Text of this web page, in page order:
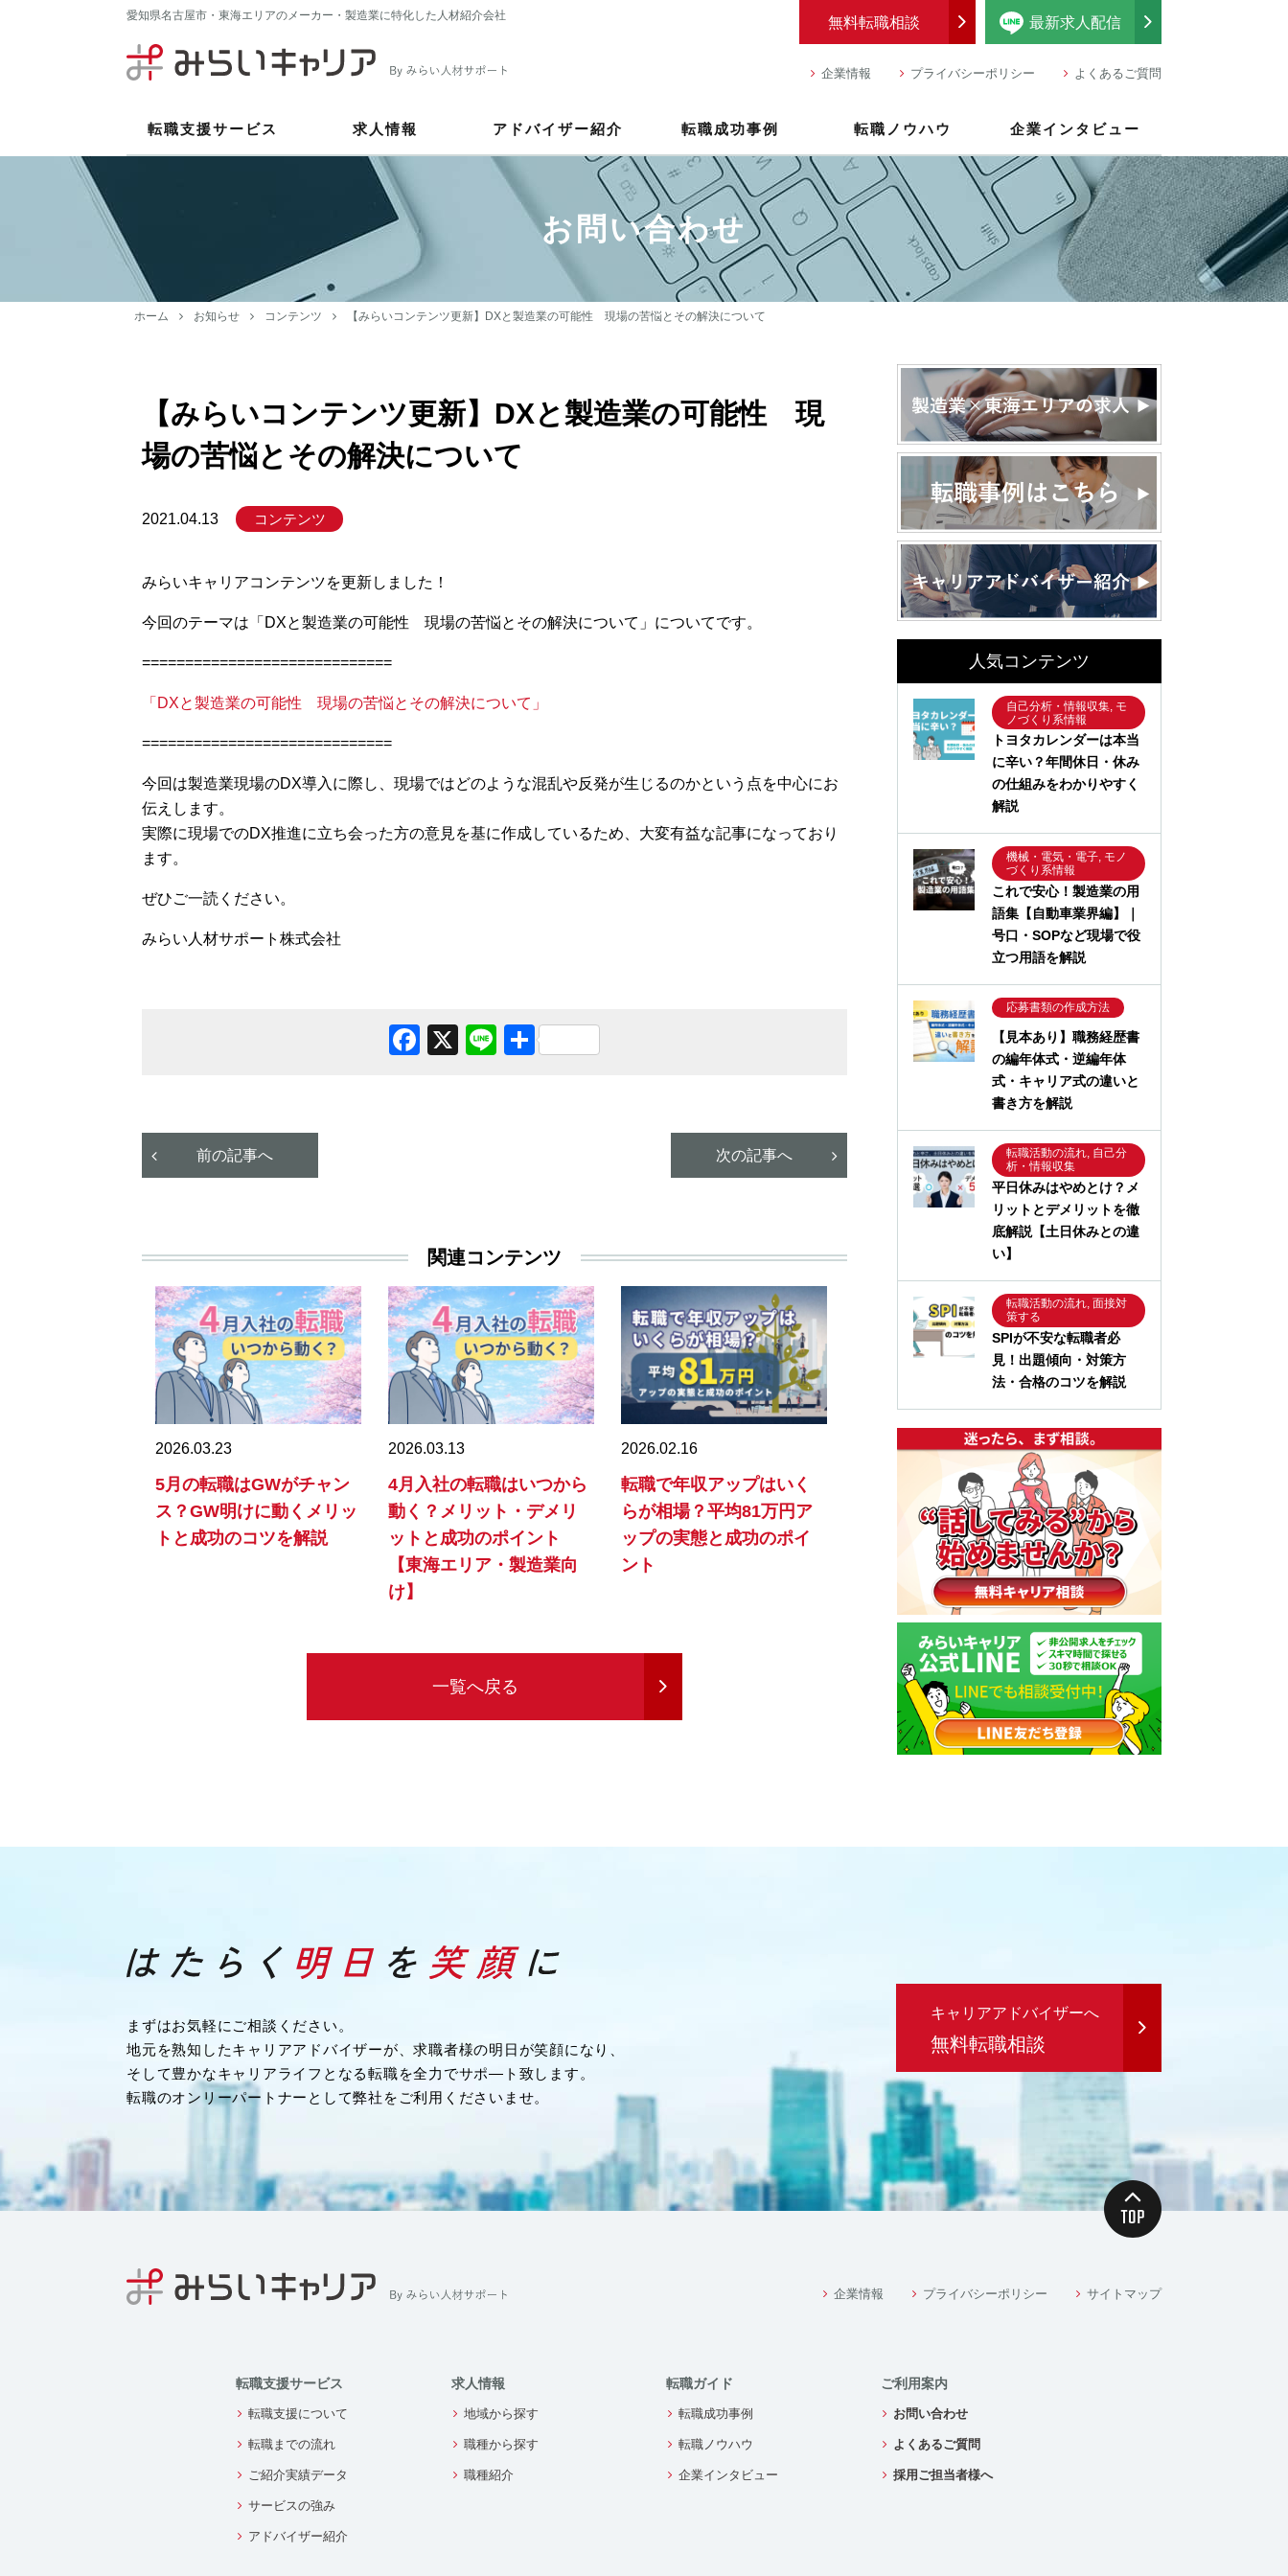
愛知県名古屋市・東海エリアのメーカー・製造業に特化した人材紹介会社 最新求人配信
無料転職相談
企業情報 プライバシーポリシー よくあるご質問
転職支援サービス 求人情報 アドバイザー紹介 転職成功事例 転職ノウハウ 企業インタビュー
お問い合わせ
ホーム お知らせ コンテンツ 【みらいコンテンツ更新】DXと製造業の可能性 現場の苦悩とその解決について
【みらいコンテンツ更新】DXと製造業の可能性 現
場の苦悩とその解決について
2021.04.13 コンテンツ
みらいキャリアコンテンツを更新しました！
今回のテーマは「DXと製造業の可能性 現場の苦悩とその解決について」についてです。
=============================
「DXと製造業の可能性 現場の苦悩とその解決について」
=============================
今回は製造業現場のDX導入に際し、現場ではどのような混乱や反発が生じるのかという点を中心にお
伝えします。
実際に現場でのDX推進に立ち会った方の意見を基に作成しているため、大変有益な記事になっており
ます。
ぜひご一読ください。
みらい人材サポート株式会社
Facebook
X Line共
前の記事へ 次の記事へ
関連コンテンツ
2026.03.23
5月の転職はGWがチャン
ス？GW明けに動くメリッ
トと成功のコツを解説
2026.03.13
4月入社の転職はいつから
動く？メリット・デメリ
ットと成功のポイント
【東海エリア・製造業向
け】
2026.02.16
転職で年収アップはいく
らが相場？平均81万円ア
ップの実態と成功のポイ
ント
一覧へ戻る
人気コンテンツ
自己分析・情報収集, モ
ノづくり系情報
トヨタカレンダーは本当
に辛い？年間休日・休み
の仕組みをわかりやすく
解説
機械・電気・電子, モノ
づくり系情報
これで安心！製造業の用
語集【自動車業界編】｜
号口・SOPなど現場で役
立つ用語を解説
応募書類の作成方法
【見本あり】職務経歴書
の編年体式・逆編年体
式・キャリア式の違いと
書き方を解説
転職活動の流れ, 自己分
析・情報収集
平日休みはやめとけ？メ
リットとデメリットを徹
底解説【土日休みとの違
い】
転職活動の流れ, 面接対
策する
SPIが不安な転職者必
見！出題傾向・対策方
法・合格のコツを解説
まずはお気軽にご相談ください。
地元を熟知したキャリアアドバイザーが、求職者様の明日が笑顔になり、
そして豊かなキャリアライフとなる転職を全力でサポ―ト致します。
転職のオンリーパートナーとして弊社をご利用くださいませ。
キャリアアドバイザーへ
無料転職相談
企業情報 プライバシーポリシー サイトマップ
転職支援サービス
転職支援について
転職までの流れ
ご紹介実績データ
サービスの強み
アドバイザー紹介
求人情報
地域から探す
職種から探す
職種紹介
転職ガイド
転職成功事例
転職ノウハウ
企業インタビュー
ご利用案内
お問い合わせ
よくあるご質問
採用ご担当者様へ